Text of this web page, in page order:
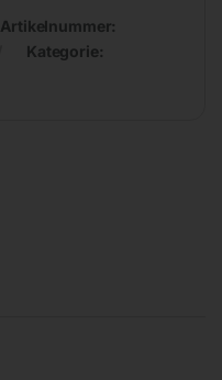
Artikelnummer:
Kategorie: